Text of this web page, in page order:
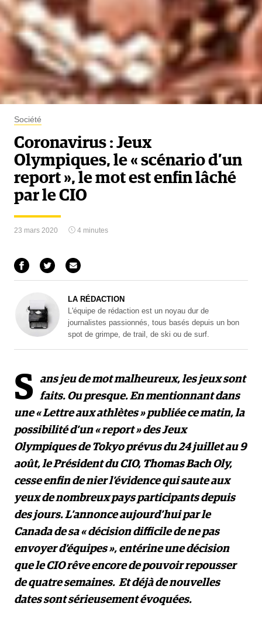
Société
Coronavirus : Jeux
Olympiques, le « scénario d’un
report », le mot est enfin lâché
par le CIO
23 mars 2020 4 minutes
LA RÉDACTION
L'équipe de rédaction est un noyau dur de
journalistes passionnés, tous basés depuis un bon
spot de grimpe, de trail, de ski ou de surf.
S ans jeu de mot malheureux, les jeux sont
faits. Ou presque. En mentionnant dans
une « Lettre aux athlètes » publiée ce matin, la
possibilité d’un « report » des Jeux
Olympiques de Tokyo prévus du 24 juillet au 9
août, le Président du CIO, Thomas Bach Oly,
cesse enfin de nier l’évidence qui saute aux
yeux de nombreux pays participants depuis
des jours. L’annonce aujourd’hui par le
Canada de sa « décision difficile de ne pas
envoyer d’équipes », entérine une décision
que le CIO rêve encore de pouvoir repousser
de quatre semaines. Et déjà de nouvelles
dates sont sérieusement évoquées.